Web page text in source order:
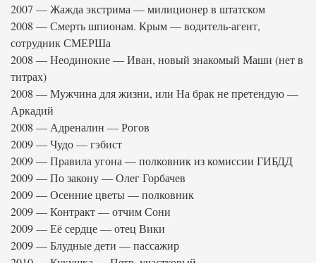
2007 — Жажда экстрима — милиционер в штатском
2008 — Смерть шпионам. Крым — водитель-агент,
сотрудник СМЕРШа
2008 — Неодинокие — Иван, новый знакомый Маши (нет в
титрах)
2008 — Мужчина для жизни, или На брак не претендую —
Аркадий
2008 — Адреналин — Рогов
2009 — Чудо — гэбист
2009 — Правила угона — полковник из комиссии ГИБДД
2009 — По закону — Олег Горбачев
2009 — Осенние цветы — полковник
2009 — Контракт — отчим Сони
2009 — Её сердце — отец Вики
2009 — Блудные дети — пассажир